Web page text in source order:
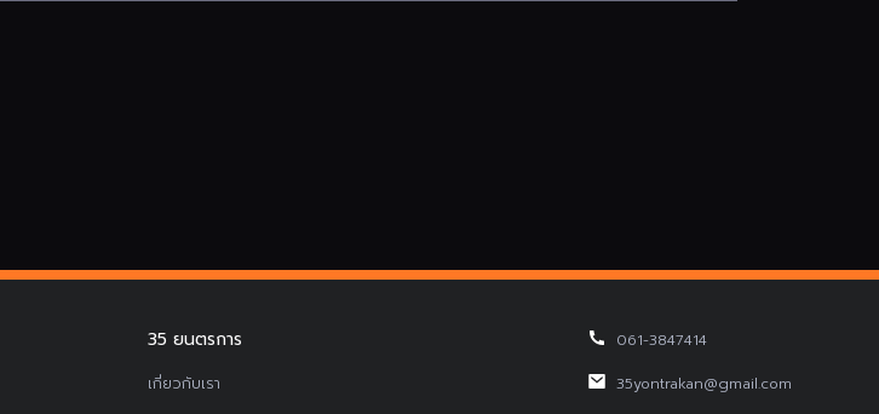
35 ยนตรการ
เกี่ยวกับเรา
061-3847414
35yontrakan@gmail.com